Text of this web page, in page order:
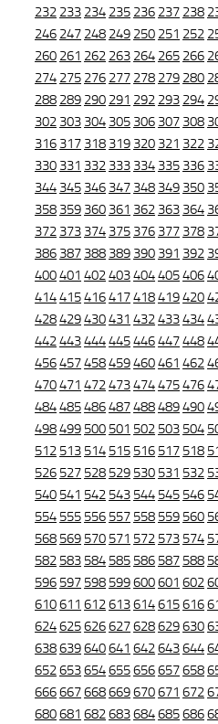
232 233 234 235 236 237 238
246 247 248 249 250 251 252
260 261 262 263 264 265 266
274 275 276 277 278 279 280
288 289 290 291 292 293 294
302 303 304 305 306 307 308
316 317 318 319 320 321 322
330 331 332 333 334 335 336
344 345 346 347 348 349 350
358 359 360 361 362 363 364
372 373 374 375 376 377 378
386 387 388 389 390 391 392
400401 402403404405406
414415416417418419420
428429430431 432433434
442443444445446447448
456457458459460461 462
470471 472473474475476
484485486487488489490
498499 500 501 502 503 504
512 513 514 515 516 517 518
526 527 528 529 530 531 532
540 541 542 543 544 545 546
554 555 556 557 558 559 560
568 569 570 571 572 573 574
582 583 584 585 586 587 588
596 597 598 599600601 602
610611 612613614615616
624625626627628629630
638639640641 642643644
652653654655656657658
666667668669670671 672
680681 682683684685686